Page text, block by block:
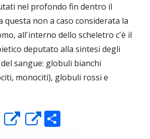
nel profondo fin dentro il
non a caso considerata la
all'interno dello scheletro c'è il
deputato alla sintesi degli
sangue: globuli bianchi
monociti), globuli rossi e
Apre
Apre